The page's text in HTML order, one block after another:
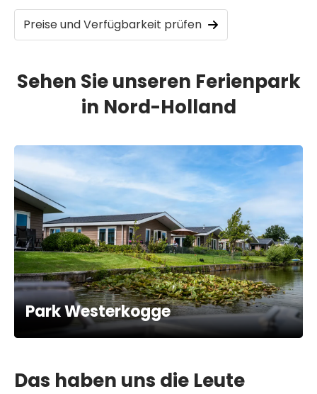
Preise und Verfügbarkeit prüfen
Sehen Sie unseren Ferienpark
in Nord-Holland
Park Westerkogge
Das haben uns die Leute